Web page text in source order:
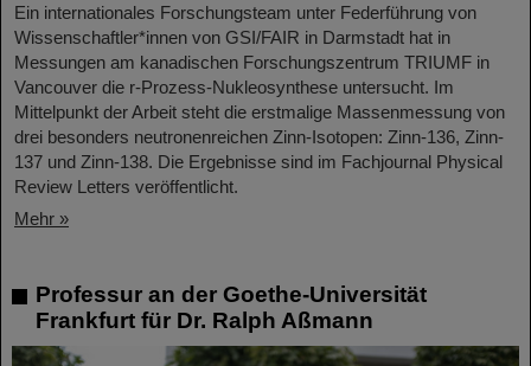
Ein internationales Forschungsteam unter Federführung von
Wissenschaftler*innen von GSI/FAIR in Darmstadt hat in
Messungen am kanadischen Forschungszentrum TRIUMF in
Vancouver die r-Prozess-Nukleosynthese untersucht. Im
Mittelpunkt der Arbeit steht die erstmalige Massenmessung von
drei besonders neutronenreichen Zinn-Isotopen: Zinn-136, Zinn-
137 und Zinn-138. Die Ergebnisse sind im Fachjournal Physical
Review Letters veröffentlicht.
Mehr »
Professur an der Goethe-Universität
Frankfurt für Dr. Ralph Aßmann